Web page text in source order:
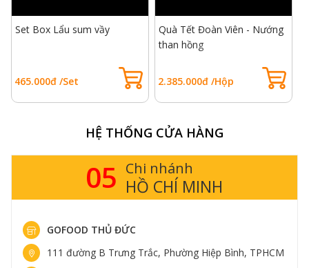
Set Box Lẩu sum vầy
465.000đ /Set
Quà Tết Đoàn Viên - Nướng
than hồng
2.385.000đ /Hộp
HỆ THỐNG CỬA HÀNG
05 Chi nhánh
HỒ CHÍ MINH
GOFOOD THỦ ĐỨC
111 đường B Trưng Trắc, Phường Hiệp Bình, TPHCM